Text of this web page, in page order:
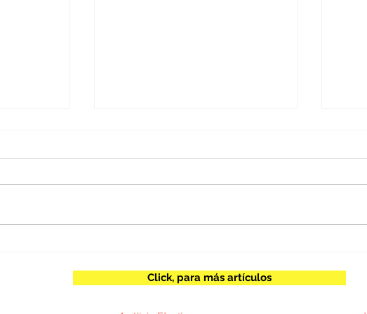
Click, para más artículos